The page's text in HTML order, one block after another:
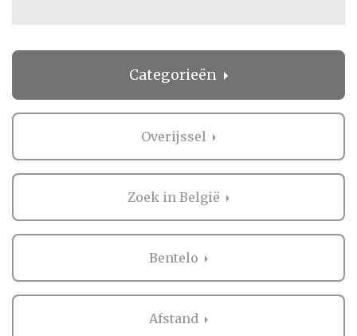
Categorieën
Overijssel
Zoek in België
Bentelo
Afstand